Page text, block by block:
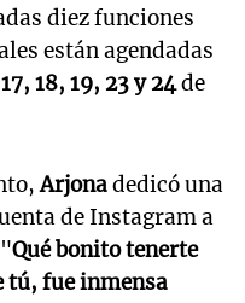
diez funciones
están agendadas
18, 19, 23 y 24de
Arjonadedicó una
de Instagram a
Qué bonito tenerte
tú, fue inmensa